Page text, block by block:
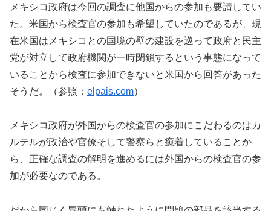
メキシコ政府は今回の調査に他国からの参加も要請してい
た。米国から検査官の参加も希望していたのであるが、現
在米国はメキシコとの国境の壁の建設を巡って政府と民主
党が対立して政府機関が一時閉鎖するという事態になって
いることから検査に参加できないと米国から回答があった
そうだ。（参照： elpais.com）
メキシコ政府が外国からの検査官の参加にこだわるのはカ
ルテルが政治や官僚そして警察らと癒着していることか
ら、正確な調査の解明を進めるには外国からの検査官の参
加が必要なのである。